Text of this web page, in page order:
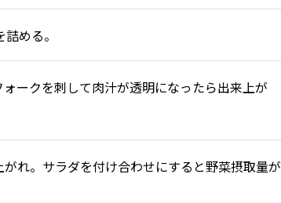
める。
ークを刺して肉汁が透明になったら出来上が
れ。サラダを付け合わせにすると野菜摂取量が